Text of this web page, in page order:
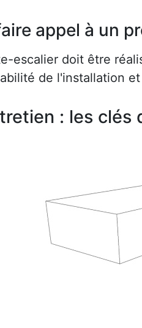
appel à un
escalier doit être
de l'installation
: les clés